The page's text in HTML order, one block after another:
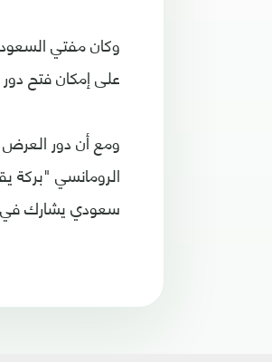
وكان مفتي
على إمكان فتح
ومع أن دور
الرومانسي "بركة
سعودي يشارك في